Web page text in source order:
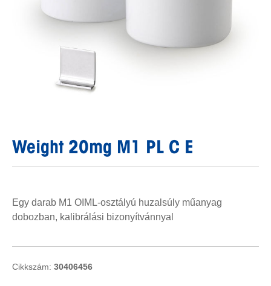
Weight 20mg M1 PL C E
Egy darab M1 OIML-osztályú huzalsúly műanyag
dobozban, kalibrálási bizonyítvánnyal
Cikkszám: 30406456